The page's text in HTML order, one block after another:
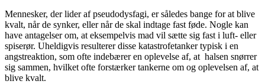
Mennesker, der lider af pseudodysfagi, er således bange for at blive
kvalt, når de synker, eller når de skal indtage fast føde. Nogle kan
have antagelser om, at eksempelvis mad vil sætte sig fast i luft- eller
spiserør. Uheldigvis resulterer disse katastrofetanker typisk i en
angstreaktion, som ofte indebærer en oplevelse af, at halsen snørrer
sig sammen, hvilket ofte forstærker tankerne om og oplevelsen af, at
blive kvalt.